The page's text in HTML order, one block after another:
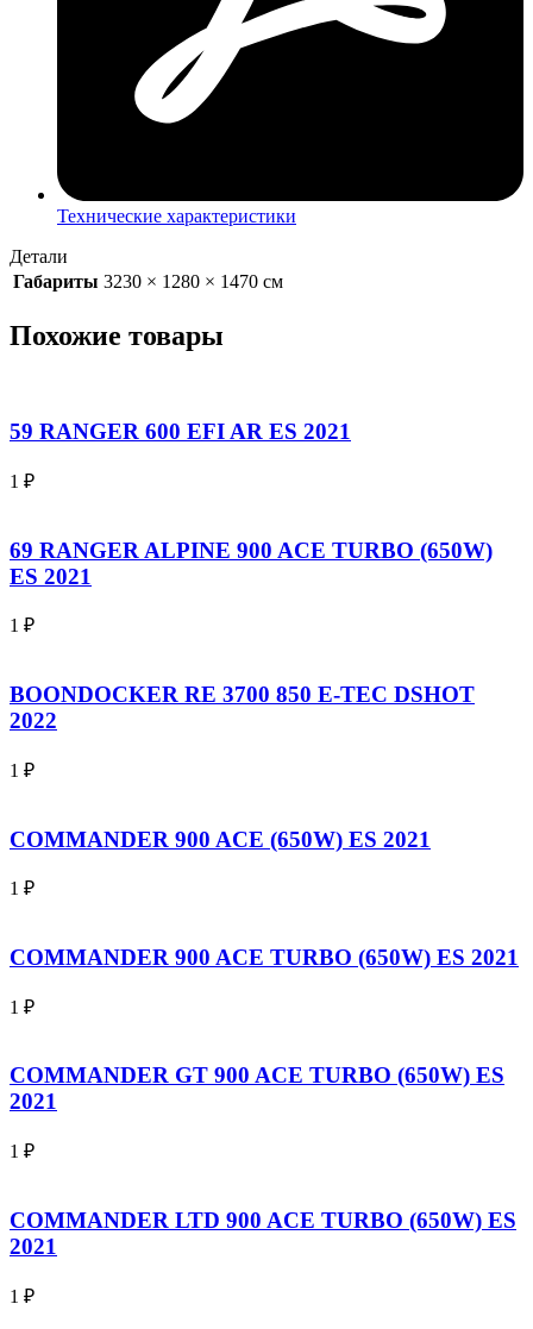
Технические характеристики
Детали
Габариты 3230 × 1280 × 1470 см
Похожие товары
59 RANGER 600 EFI AR ES 2021
1 ₽
69 RANGER ALPINE 900 ACE TURBO (650W)
ES 2021
1 ₽
BOONDOCKER RE 3700 850 E-TEC DSHOT
2022
1 ₽
COMMANDER 900 ACE (650W) ES 2021
1 ₽
COMMANDER 900 ACE TURBO (650W) ES 2021
1 ₽
COMMANDER GT 900 ACE TURBO (650W) ES
2021
1 ₽
COMMANDER LTD 900 ACE TURBO (650W) ES
2021
1 ₽